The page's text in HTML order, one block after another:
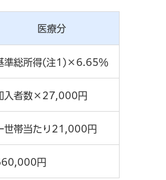
医療分
準総所得(注1)×6.65％
入者数×27,000円
世帯当たり21,000円
円